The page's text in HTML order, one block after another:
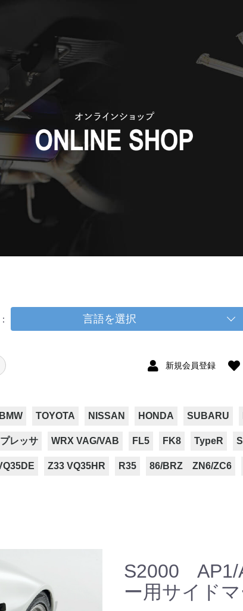
言語を選択
新規会員登録
BMW TOYOTA NISSAN HONDA SUBARU
レッサ WRX VAG/VAB FL5 FK8 TypeR
Z33 VQ35HR R35 86/BRZ ZN6/ZC6
S2000 AP1/
ー用サイド